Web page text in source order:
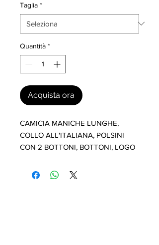
Taglia *
Quantità *
Acquista ora
CAMICIA MANICHE LUNGHE,
COLLO ALL'ITALIANA, POLSINI
CON 2 BOTTONI, BOTTONI, LOGO